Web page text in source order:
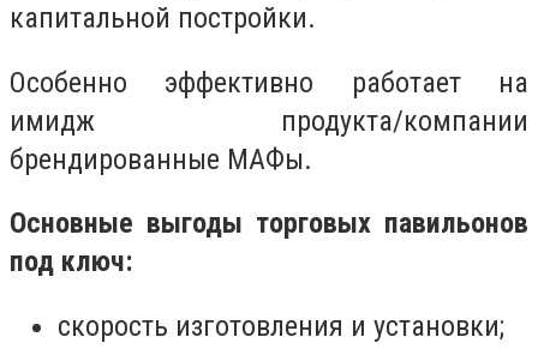
капитальной постройки.
Особенно эффективно работает на
имидж продукта/компании
брендированные МАФы.
Основные выгоды торговых павильонов
под ключ:
скорость изготовления и установки;